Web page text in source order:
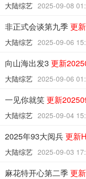
大陆综艺 2025-09-08
非正式会谈第九季更
大陆综艺 2025-09-06
向山海出发3 更新
大陆综艺 2025-09-06
一见你就笑更新
大陆综艺 2025-09-04
2025年93大阅兵更新
大陆综艺 2025-09-03
麻花特开心第二季更